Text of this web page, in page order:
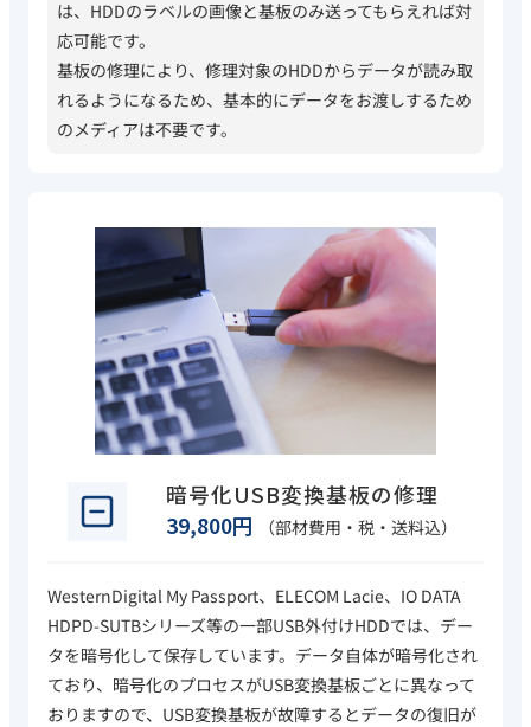
は、HDDのラベルの画像と基板のみ送ってもらえれば対
応可能です。
基板の修理により、修理対象のHDDからデータが読み取
れるようになるため、基本的にデータをお渡しするため
のメディアは不要です。
暗号化USB変換基板の修理
39,800円
（部材費用・税・送料込）
WesternDigital My Passport、ELECOM Lacie、IO DATA
HDPD-SUTBシリーズ等の一部USB外付けHDDでは、デー
タを暗号化して保存しています。データ自体が暗号化され
ており、暗号化のプロセスがUSB変換基板ごとに異なって
おりますので、USB変換基板が故障するとデータの復旧が